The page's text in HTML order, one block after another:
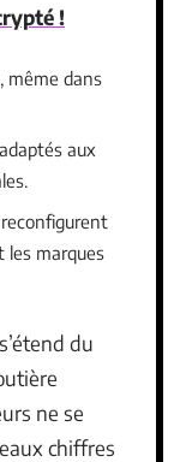
!
même dans
aux
les marques
du
ne se
chiffres